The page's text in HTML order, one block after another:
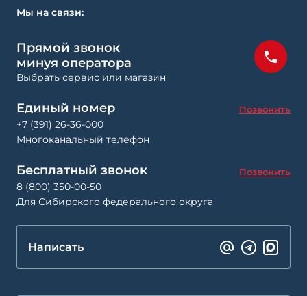
Мы на связи:
Прямой звонок
минуя оператора
Выбрать сервис или магазин
Единый номер Позвонить
+7 (391) 26-36-000
Многоканальный телефон
Бесплатный звонок Позвонить
8 (800) 350-00-50
Для Сибирского федерального округа
Написать